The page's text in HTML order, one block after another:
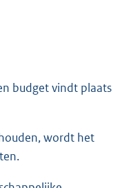
budget vindt plaats
wordt het